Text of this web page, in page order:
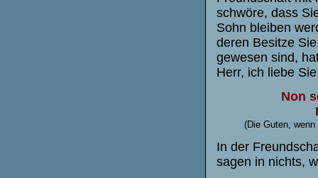
schwöre, dass
Sohn bleiben
deren Besitze
gewesen sind,
Herr, ich liebe
Non
(Die Guten,
In der
sagen in nichts,